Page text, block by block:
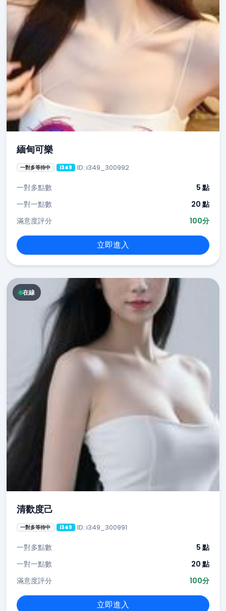
緬甸可樂
一對多等待中 i349 ID: i349_300992
一對多點數
5 點
一對一點數
20 點
滿意度評分
100分
立即進入
在線
清歡度己
一對多等待中 i349 ID: i349_300991
一對多點數
5 點
一對一點數
20 點
滿意度評分
100分
立即進入